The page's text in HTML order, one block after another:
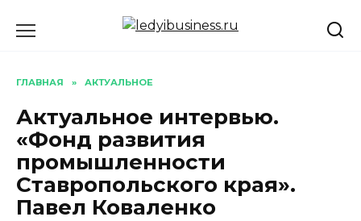
ГЛАВНАЯ » АКТУАЛЬНОЕ
Актуальное интервью.
«Фонд развития
промышленности
Ставропольского края».
Павел Коваленко